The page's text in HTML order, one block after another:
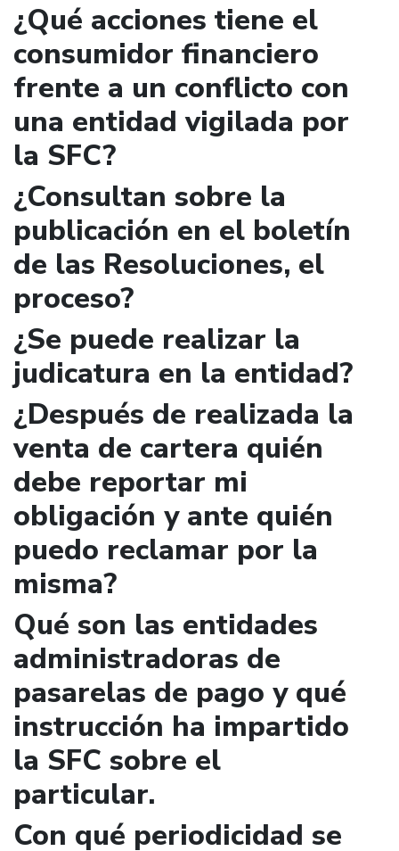
¿Qué acciones tiene el
consumidor financiero
frente a un conflicto con
una entidad vigilada por
la SFC?
¿Consultan sobre la
publicación en el boletín
de las Resoluciones, el
proceso?
¿Se puede realizar la
judicatura en la entidad?
¿Después de realizada la
venta de cartera quién
debe reportar mi
obligación y ante quién
puedo reclamar por la
misma?
Qué son las entidades
administradoras de
pasarelas de pago y qué
instrucción ha impartido
la SFC sobre el
particular.
Con qué periodicidad se